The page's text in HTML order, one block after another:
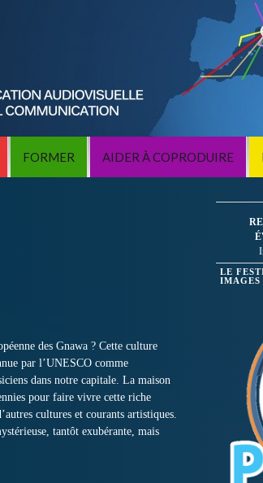
FORMER AIDER À COPRODUIRE
des Gnawa ? Cette culture
par l’UNESCO comme
dans notre capitale. La maison
pour faire vivre cette riche
cultures et courants artistiques.
tantôt exubérante, mais
LE
IMAGES